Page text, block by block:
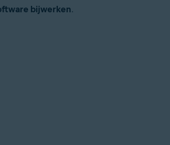
bijwerken.